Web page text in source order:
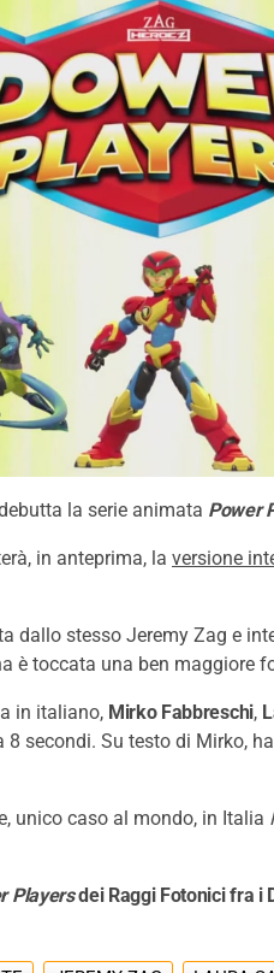
la serie animata Power
in anteprima, la versione
dallo stesso Jeremy Zag e
è toccata una ben maggiore
in italiano, Mirko Fabbreschi,
8 secondi. Su testo di Mirko,
unico caso al mondo, in Italia
Playersdei Raggi Fotonici fra i